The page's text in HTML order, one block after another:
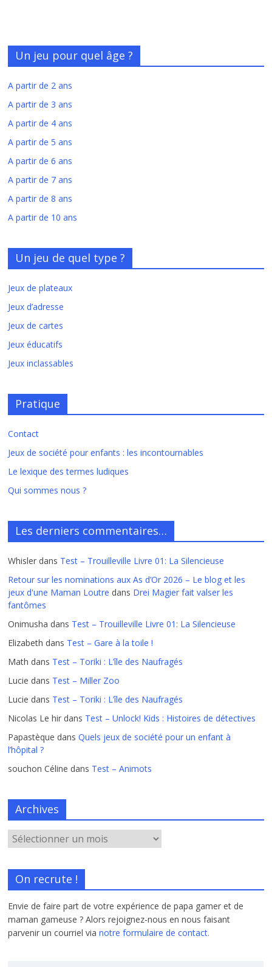
Un jeu pour quel âge ?
A partir de 2 ans
A partir de 3 ans
A partir de 4 ans
A partir de 5 ans
A partir de 6 ans
A partir de 7 ans
A partir de 8 ans
A partir de 10 ans
Un jeu de quel type ?
Jeux de plateaux
Jeux d’adresse
Jeux de cartes
Jeux éducatifs
Jeux inclassables
Pratique
Contact
Jeux de société pour enfants : les incontournables
Le lexique des termes ludiques
Qui sommes nous ?
Les derniers commentaires…
Whisler dans Test – Trouilleville Livre 01: La Silencieuse
Retour sur les nominations aux As d’Or 2026 – Le blog et les
jeux d'une Maman Loutre dans Drei Magier fait valser les
fantômes
Onimusha dans Test – Trouilleville Livre 01: La Silencieuse
Elizabeth dans Test – Gare à la toile !
Math dans Test – Toriki : L’île des Naufragés
Lucie dans Test – Miller Zoo
Lucie dans Test – Toriki : L’île des Naufragés
Nicolas Le hir dans Test – Unlock! Kids : Histoires de détectives
Papastèque dansQuels jeux de société pour un enfant à
l’hôpital ?
souchon Céline dans Test – Animots
Archives
On recrute !
Envie de faire part de votre expérience de papa gamer et de
maman gameuse ? Alors rejoignez-nous en nous faisant
parvenir un courriel vianotre formulaire de contact.